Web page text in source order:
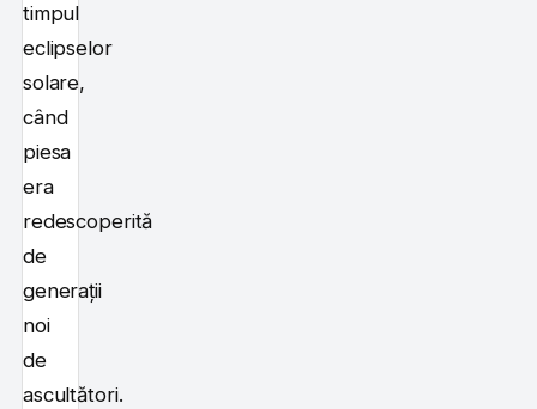
timpul
eclipselor
solare,
când
piesa
era
redescoperită
de
generații
noi
de
ascultători.